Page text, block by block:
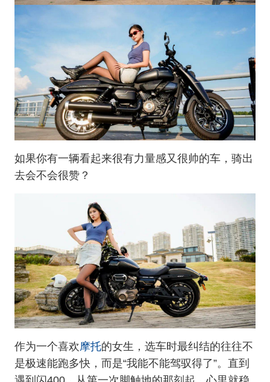
如果你有一辆看起来很有力量感又很帅的车，骑出
去会不会很赞？
作为一个喜欢摩托的女生，选车时最纠结的往往不
是极速能跑多快，而是“我能不能驾驭得了”。直到